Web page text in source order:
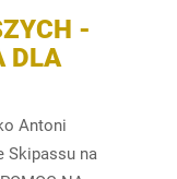
-
DLA
Antoni
Skipassu na